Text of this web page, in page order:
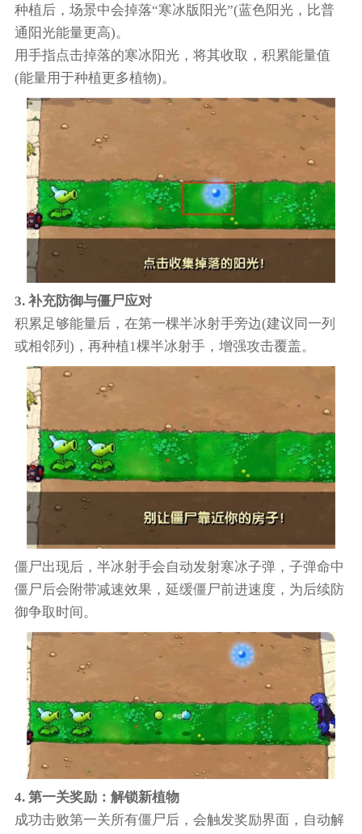
种植后，场景中会掉落“寒冰版阳光”(蓝色阳光，比普
通阳光能量更高)。
用手指点击掉落的寒冰阳光，将其收取，积累能量值
(能量用于种植更多植物)。
3. 补充防御与僵尸应对
积累足够能量后，在第一棵半冰射手旁边(建议同一列
或相邻列)，再种植1棵半冰射手，增强攻击覆盖。
僵尸出现后，半冰射手会自动发射寒冰子弹，子弹命中
僵尸后会附带减速效果，延缓僵尸前进速度，为后续防
御争取时间。
4. 第一关奖励：解锁新植物
成功击败第一关所有僵尸后，会触发奖励界面，自动解